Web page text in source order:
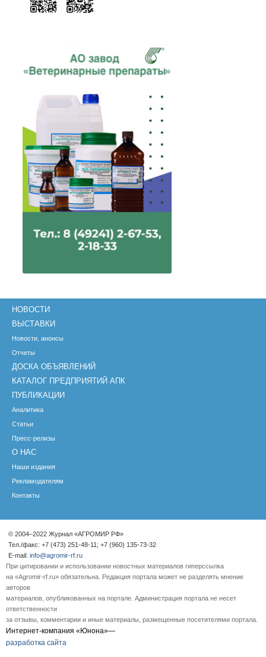
НОВОСТИ
ВЫСТАВКИ
Новости, анонсы
Отчеты
ДОСКА ОБЪЯВЛЕНИЙ
КАТАЛОГ ПРЕДПРИЯТИЙ АПК
ПУБЛИКАЦИИ
Аналитика
Статьи
Пресс-релизы
О НАС
Наши издания
Рекламодателям
Контакты
© 2004–2022 Журнал «АГРОМИР РФ»
Тел./факс: +7 (473) 251-48-11; +7 (960) 135-73-32
E-mail: info@agromir-rf.ru
При цитировании и использовании новостных материалов гиперссылка
на «Agromir-rf.ru» обязательна. Редакция портала может не разделять мнение
авторов
материалов, опубликованных на портале. Администрация портала не несет
ответственности
за отзывы, комментарии и иные материалы, размещенные посетителями портала.
Интернет-компания «Юнона»—
разработка сайта